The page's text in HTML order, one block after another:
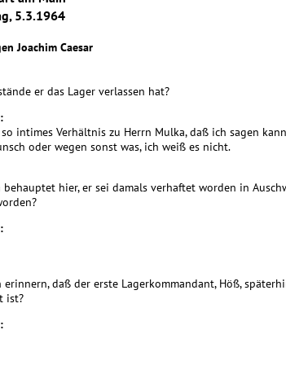
5.3.1964
Joachim Caesar
er das Lager verlassen hat?
intimes Verhältnis zu Herrn Mulka, daß ich sagen
oder wegen sonst was, ich weiß es nicht.
hier, er sei damals verhaftet worden in
erinnern, daß der erste Lagerkommandant, Höß,
ist?